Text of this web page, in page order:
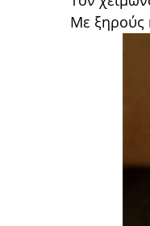
Με ξηρούς